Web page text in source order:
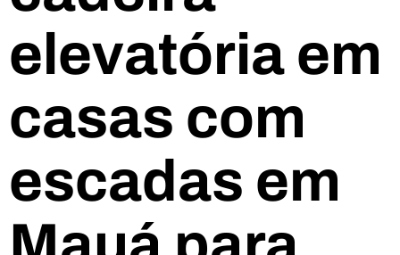
elevatória em
casas com
escadas em